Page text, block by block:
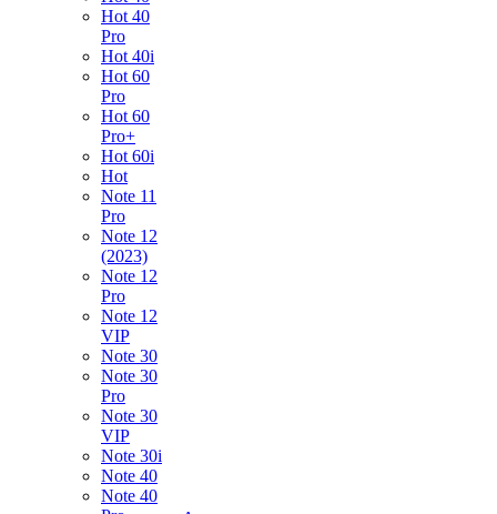
Hot 40
Pro
Hot 40i
Hot 60
Pro
Hot 60
Pro+
Hot 60i
Hot
Note 11
Pro
Note 12
(2023)
Note 12
Pro
Note 12
VIP
Note 30
Note 30
Pro
Note 30
VIP
Note 30i
Note 40
Note 40